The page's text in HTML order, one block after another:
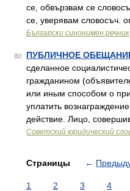
се, обвързвам се
се, уверявам словосъч.
Български синонимен речник
80 ПУБЛИЧНОЕ
сделанное
гражданином
или иным способом о
уплатить
действие. Лицо,
Советский юридический
Страницы ←
1 2 3 4